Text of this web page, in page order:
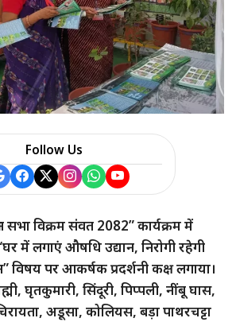
Follow Us
सभा विक्रम संवत 2082” कार्यक्रम में
में लगाएं औषधि उद्यान, निरोगी रहेगी
विषय पर आकर्षक प्रदर्शनी कक्ष लगाया।
घृतकुमारी, सिंदूरी, पिप्पली, नींबू घास,
अडूसा, कोलियस, बड़ा पाथरचट्टा